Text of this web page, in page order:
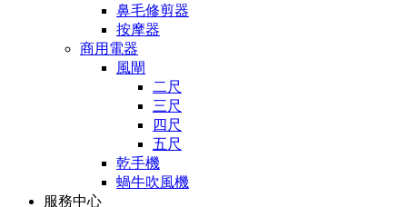
鼻毛修剪器
按摩器
商用電器
風閘
二尺
三尺
四尺
五尺
乾手機
蝸牛吹風機
服務中心